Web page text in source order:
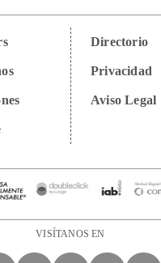
Directorio
Privacidad
Aviso Legal
VISÍTANOS EN